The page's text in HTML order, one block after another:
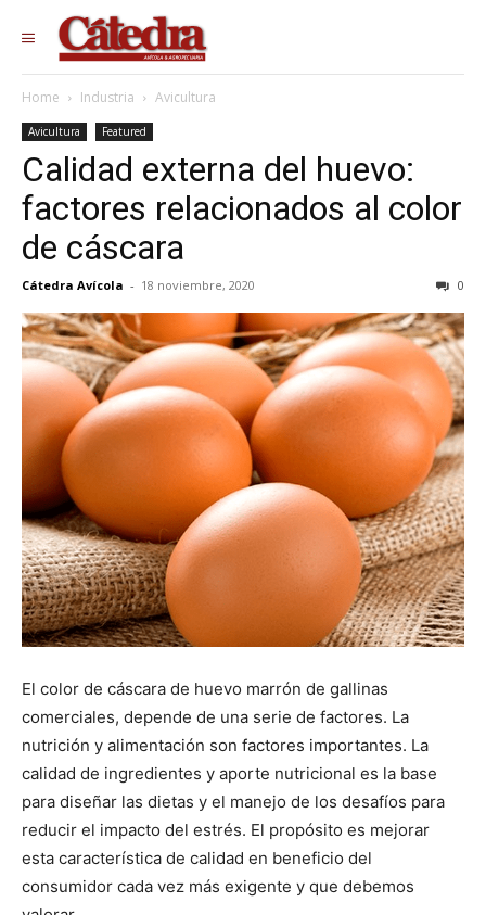
Home Industria Avicultura
Avicultura Featured
Calidad externa del huevo:
factores relacionados al color
de cáscara
Cátedra Avícola - 18 noviembre, 2020 0
El color de cáscara de huevo marrón de gallinas
comerciales, depende de una serie de factores. La
nutrición y alimentación son factores importantes. La
calidad de ingredientes y aporte nutricional es la base
para diseñar las dietas y el manejo de los desafíos para
reducir el impacto del estrés. El propósito es mejorar
esta característica de calidad en beneficio del
consumidor cada vez más exigente y que debemos